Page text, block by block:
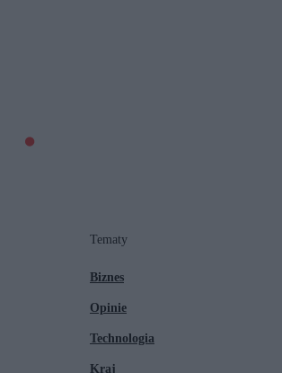
Tematy
Biznes
Opinie
Technologia
Kraj